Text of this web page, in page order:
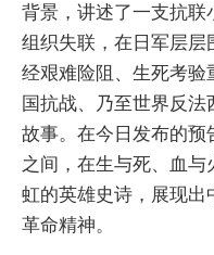
背景，讲述了一支抗联
组织失联，在日军层
经艰难险阻、生死考验
国抗战、乃至世界反
故事。在今日发布的预
之间，在生与死、血
虹的英雄史诗，展现出
革命精神。